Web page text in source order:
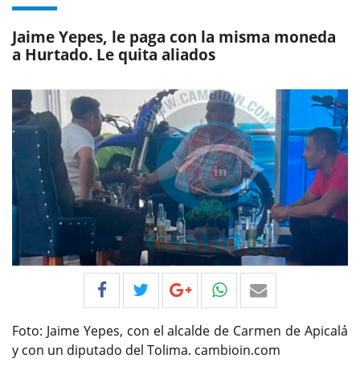
Jaime Yepes, le paga con la misma moneda
a Hurtado. Le quita aliados
Foto: Jaime Yepes, con el alcalde de Carmen de Apicalá
y con un diputado del Tolima. cambioin.com